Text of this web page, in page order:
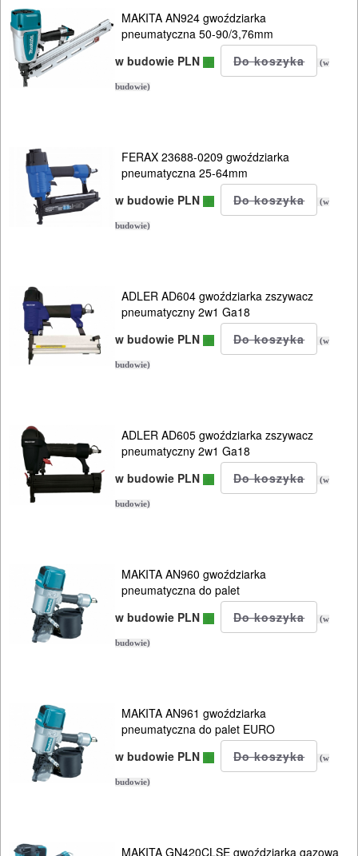
Narzędzia
klucze
nitownice
nożyce
polerki
smarownice
wiertarki
szlifierki
diax
szlifierki
szlifierki
obrotowe
szlifierki
taśmowe
wyciskacze
MAKITA AN924 gwoździarka
pneumatyczna 50-90/3,76mm
w budowie PLN
(w
budowie)
FERAX 23688-0209 gwoździarka
pneumatyczna 25-64mm
w budowie PLN
(w
budowie)
ADLER AD604 gwoździarka zszywacz
pneumatyczny 2w1 Ga18
w budowie PLN
(w
budowie)
ADLER AD605 gwoździarka zszywacz
pneumatyczny 2w1 Ga18
w budowie PLN
(w
budowie)
MAKITA AN960 gwoździarka
pneumatyczna do palet
w budowie PLN
(w
budowie)
MAKITA AN961 gwoździarka
pneumatyczna do palet EURO
w budowie PLN
(w
budowie)
MAKITA GN420CLSE gwoździarka gazowa